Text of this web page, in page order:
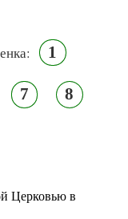
1
7 8
Церковью в